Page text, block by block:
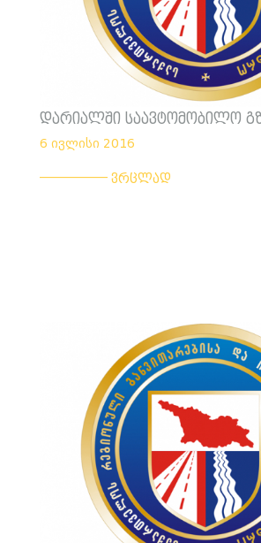
დარიალში საავტომობილო
6 ივლისი 2016
ვრცლად